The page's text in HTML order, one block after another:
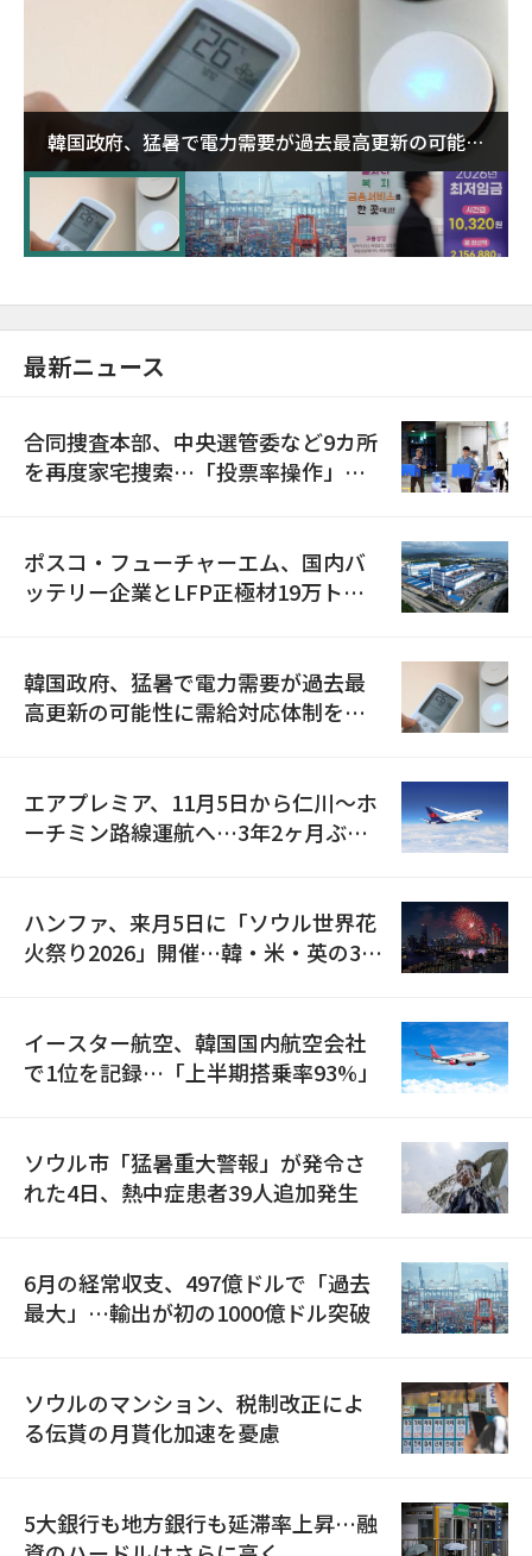
韓国政府、猛暑で電力需要が過去最高更新の可能性
に需給対応体制を点検
最新ニュース
合同捜査本部、中央選管委など9カ所
を再度家宅捜索…「投票率操作」の
ポスコ・フューチャーエム、国内バ
ッテリー企業とLFP正極材19万トン
韓国政府、猛暑で電力需要が過去最
高更新の可能性に需給対応体制を点
エアプレミア、11月5日から仁川〜ホ
ーチミン路線運航へ…3年2ヶ月ぶり
ハンファ、来月5日に「ソウル世界花
火祭り2026」開催…韓・米・英の3カ
イースター航空、韓国国内航空会社
で1位を記録…「上半期搭乗率93%」
ソウル市「猛暑重大警報」が発令さ
れた4日、熱中症患者39人追加発生
6月の経常収支、497億ドルで「過去
最大」…輸出が初の1000億ドル突破
ソウルのマンション、税制改正によ
る伝貰の月貰化加速を憂慮
5大銀行も地方銀行も延滞率上昇…融